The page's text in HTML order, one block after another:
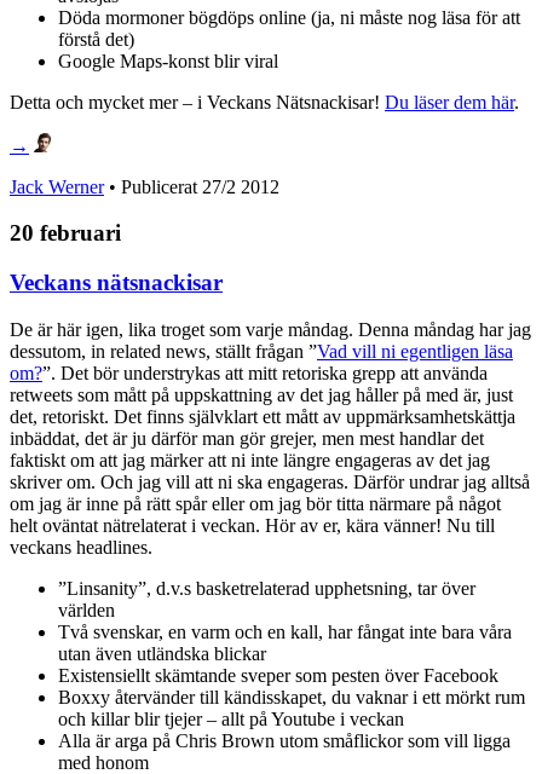
Döda mormoner bögdöps online (ja, ni måste nog läsa för att
förstå det)
Google Maps-konst blir viral
Detta och mycket mer – i Veckans Nätsnackisar! Du läser dem här.
→
Jack Werner• Publicerat 27/2 2012
20 februari
Veckans nätsnackisar
De är här igen, lika troget som varje måndag. Denna måndag har jag
dessutom, in related news, ställt frågan ”Vad vill ni egentligen läsa
om?”. Det bör understrykas att mitt retoriska grepp att använda
retweets som mått på uppskattning av det jag håller på med är, just
det, retoriskt. Det finns självklart ett mått av uppmärksamhetskättja
inbäddat, det är ju därför man gör grejer, men mest handlar det
faktiskt om att jag märker att ni inte längre engageras av det jag
skriver om. Och jag vill att ni ska engageras. Därför undrar jag alltså
om jag är inne på rätt spår eller om jag bör titta närmare på något
helt oväntat nätrelaterat i veckan. Hör av er, kära vänner! Nu till
veckans headlines.
”Linsanity”, d.v.s basketrelaterad upphetsning, tar över
världen
Två svenskar, en varm och en kall, har fångat inte bara våra
utan även utländska blickar
Existensiellt skämtande sveper som pesten över Facebook
Boxxy återvänder till kändisskapet, du vaknar i ett mörkt rum
och killar blir tjejer – allt på Youtube i veckan
Alla är arga på Chris Brown utom småflickor som vill ligga
med honom